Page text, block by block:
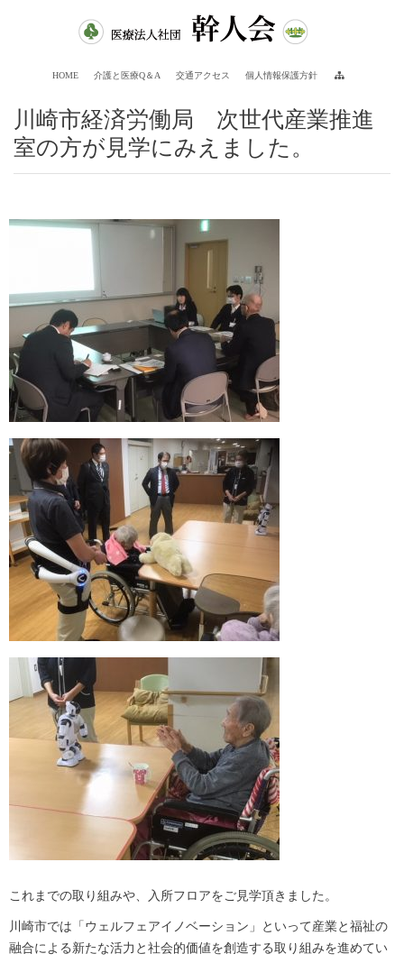
HOME 介護と医療Q＆A 交通アクセス 個人情報保護方針
川崎市経済労働局 次世代産業推進
室の方が見学にみえました。
これまでの取り組みや、入所フロアをご見学頂きました。
川崎市では「ウェルフェアイノベーション」といって産業と福祉の
融合による新たな活力と社会的価値を創造する取り組みを進めてい